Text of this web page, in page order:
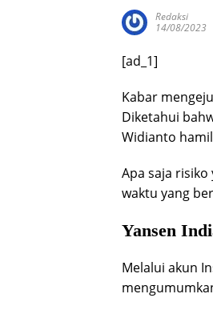
Redaksi
14/08/2023
[ad_1]
Kabar
Diketahui
Widianto
Apa saja
waktu yang
Yansen
Melalui akun